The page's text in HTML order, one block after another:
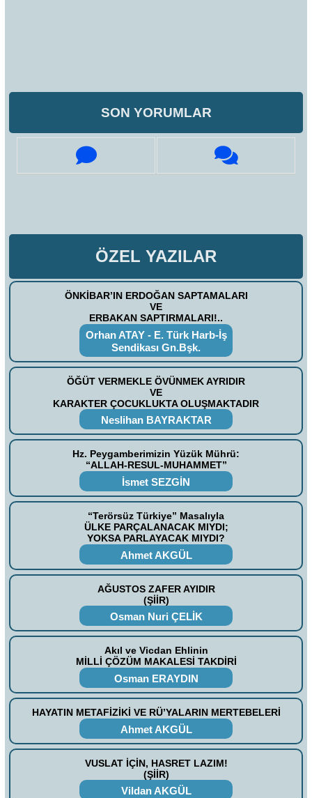
SON YORUMLAR
ÖZEL YAZILAR
ÖNKİBAR’IN ERDOĞAN SAPTAMALARI
VE
ERBAKAN SAPTIRMALARI!..
Orhan ATAY - E. Türk Harb-İş
Sendikası Gn.Bşk.
ÖĞÜT VERMEKLE ÖVÜNMEK AYRIDIR
VE
KARAKTER ÇOCUKLUKTA OLUŞMAKTADIR
Neslihan BAYRAKTAR
Hz. Peygamberimizin Yüzük Mührü:
“ALLAH-RESUL-MUHAMMET”
İsmet SEZGİN
“Terörsüz Türkiye” Masalıyla
ÜLKE PARÇALANACAK MIYDI;
YOKSA PARLAYACAK MIYDI?
Ahmet AKGÜL
AĞUSTOS ZAFER AYIDIR
(ŞİİR)
Osman Nuri ÇELİK
Akıl ve Vicdan Ehlinin
MİLLİ ÇÖZÜM MAKALESİ TAKDİRİ
Osman ERAYDIN
HAYATIN METAFİZİKİ VE RÜ’YALARIN MERTEBELERİ
Ahmet AKGÜL
VUSLAT İÇİN, HASRET LAZIM!
(ŞİİR)
Vildan AKGÜL